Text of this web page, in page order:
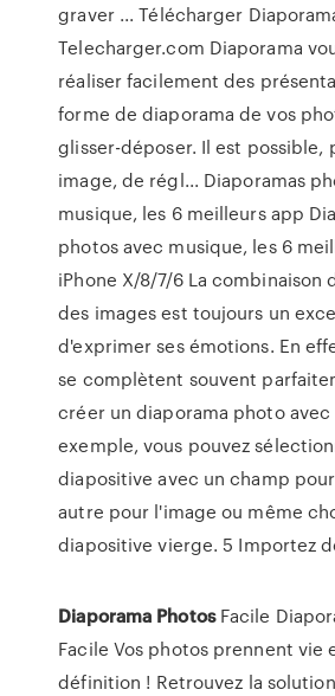
graver ... Télécharger
Telecharger.com Diaporama
réaliser facilement des
forme de diaporama de vos
glisser-déposer. Il est possible,
image, de régl... Diaporamas
musique, les 6 meilleurs app
photos avec musique, les 6
iPhone X/8/7/6 La combinaison
des images est toujours un
d'exprimer ses émotions. En
se complètent souvent
créer un diaporama photo avec
exemple, vous pouvez
diapositive avec un champ
autre pour l'image ou même
diapositive vierge. 5 Importez
Diaporama PhotosFacile
Facile Vos photos prennent vie
définition ! Retrouvez la